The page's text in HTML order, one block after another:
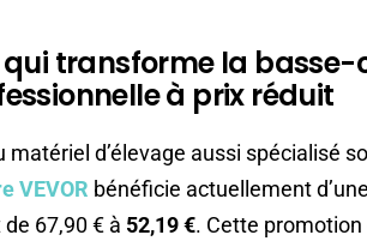
qui transforme la basse-
à prix réduit
matériel d’élevage aussi spécialisé
VEVOR bénéficie actuellement d’une
67,90 € à 52,19 €. Cette